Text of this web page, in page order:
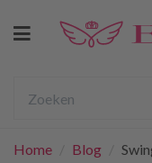
(Voor Haar)
(BDSM)
Toggle navigation
Home Blog